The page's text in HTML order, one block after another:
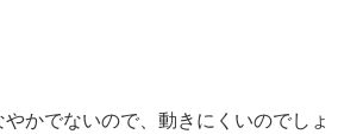
かでないので、動きにくいのでしょ